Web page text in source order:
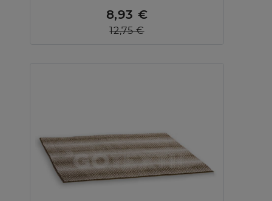
8,93 €
12,75 €